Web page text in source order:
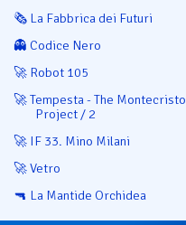
🗞️ La Fabbrica dei Futuri
👻 Codice Nero
🚀 Robot 105
🚀 Tempesta - The Montecristo
Project / 2
🚀 IF 33. Mino Milani
🚀 Vetro
🔫 La Mantide Orchidea